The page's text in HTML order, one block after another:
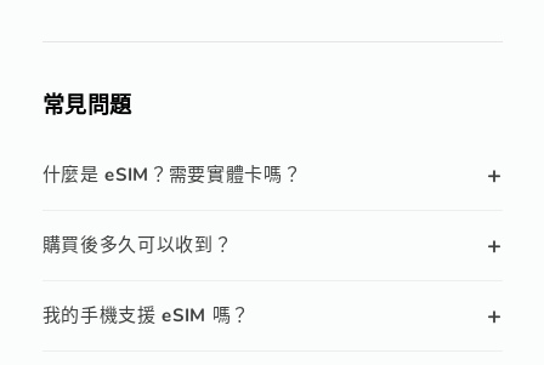
常見問題
什麼是 eSIM？需要實體卡嗎？ +
購買後多久可以收到？ +
我的手機支援 eSIM 嗎？ +